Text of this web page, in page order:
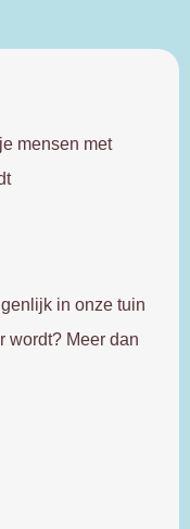
mensen met
in onze tuin
wordt? Meer dan